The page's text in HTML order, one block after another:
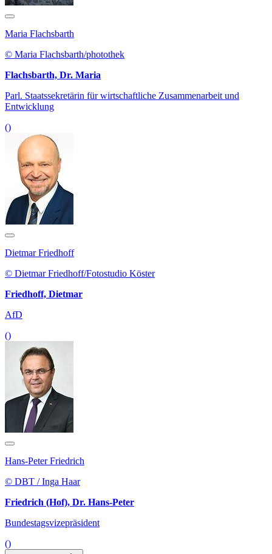
Maria Flachsbarth
© Maria Flachsbarth/photothek
Flachsbarth, Dr. Maria
Parl. Staatssekretärin für wirtschaftliche Zusammenarbeit und
Entwicklung
()
Dietmar Friedhoff
© Dietmar Friedhoff/Fotostudio Köster
Friedhoff, Dietmar
AfD
()
Hans-Peter Friedrich
© DBT / Inga Haar
Friedrich (Hof), Dr. Hans-Peter
Bundestagsvizepräsident
()